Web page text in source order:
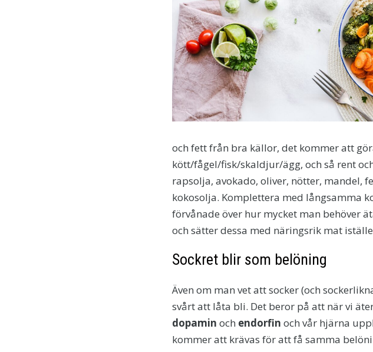
och fett från bra källor, det kommer att
kött/fågel/fisk/skaldjur/ägg, och så rent
rapsolja, avokado, oliver, nötter, mandel,
kokosolja. Komplettera med långsamma
förvånade över hur mycket man behöver
och sätter dessa med näringsrik mat
Sockret blir som belöning
Även om man vet att socker (och
svårt att låta bli. Det beror på att när vi
dopamin och endorfin och vår hjärna
kommer att krävas för att få samma